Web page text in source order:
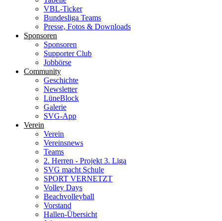
VBL-Ticker
Bundesliga Teams
Presse, Fotos & Downloads
Sponsoren
Sponsoren
Supporter Club
Jobbörse
Community
Geschichte
Newsletter
LüneBlock
Galerie
SVG-App
Verein
Verein
Vereinsnews
Teams
2. Herren - Projekt 3. Liga
SVG macht Schule
SPORT VERNETZT
Volley Days
Beachvolleyball
Vorstand
Hallen-Übersicht